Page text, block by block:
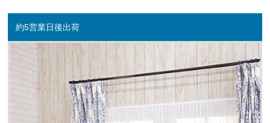
約5営業日後出荷